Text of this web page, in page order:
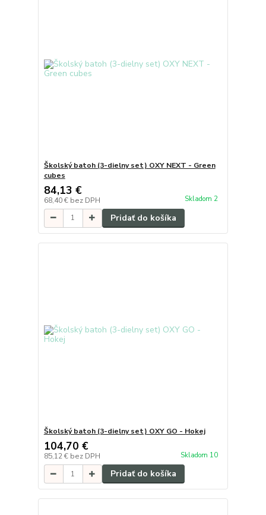
Školský batoh (3-dielny set) OXY NEXT - Green
cubes
84,13 €
68,40 € bez DPH Skladom 2
Pridať do košíka
Školský batoh (3-dielny set) OXY GO - Hokej
104,70 €
85,12 € bez DPH Skladom 10
Pridať do košíka